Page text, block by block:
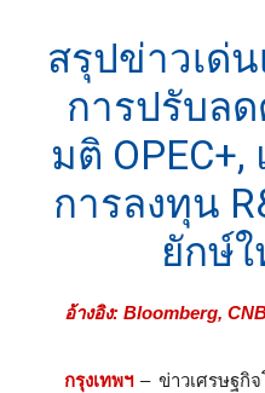
สรุปข่าวเด่
การปรับลด
มติ
การลงทุน
ยักษ์
อ้างอิง: Bloomberg,
กรุงเทพฯ– ข่าวเศรษฐกิจ